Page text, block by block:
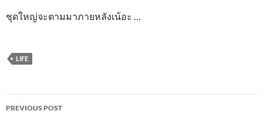
ชุดใหญ่จะตามมาภายหลังเน้อะ …
LIFE
Post
PREVIOUS POST